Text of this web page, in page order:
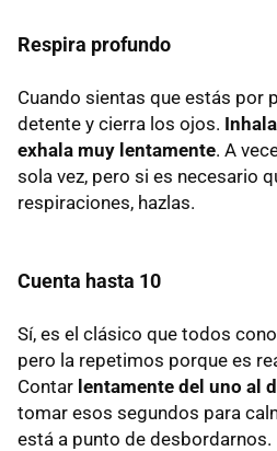
Respira profundo
Cuando sientas que estás por
detente y cierra los ojos.
exhala muy lentamente. A
sola vez, pero si es necesario
respiraciones, hazlas.
Cuenta hasta 10
Sí, es el clásico que todos
pero la repetimos porque es
Contar lentamente del uno al
tomar esos segundos para
está a punto de desbordarnos.